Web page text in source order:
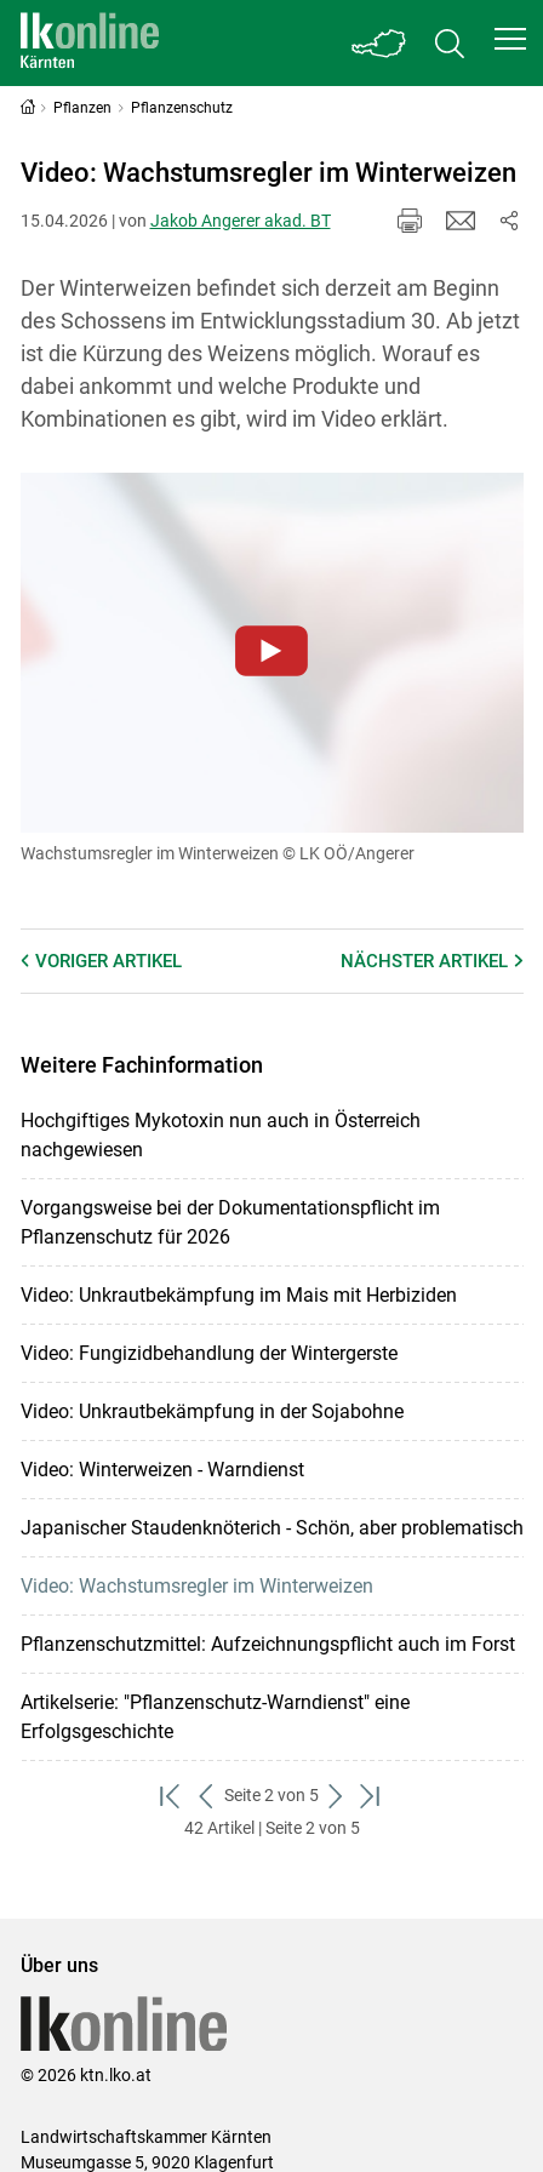
Pflanzen Pflanzenschutz
Video: Wachstumsregler im Winterweizen
15.04.2026 | von Jakob Angerer akad. BT
Der Winterweizen befindet sich derzeit am Beginn
des Schossens im Entwicklungsstadium 30. Ab jetzt
ist die Kürzung des Weizens möglich. Worauf es
dabei ankommt und welche Produkte und
Kombinationen es gibt, wird im Video erklärt.
einsehen und korrigieren
Wachstumsregler im Winterweizen © LK OÖ/Angerer
VORIGER ARTIKEL NÄCHSTERARTIKEL
Weitere Fachinformation
Hochgiftiges Mykotoxin nun auch in Österreich
nachgewiesen
Vorgangsweise bei der Dokumentationspflicht im
Pflanzenschutz für 2026
Video: Unkrautbekämpfung im Mais mit Herbiziden
Video: Fungizidbehandlung der Wintergerste
Video: Unkrautbekämpfung in der Sojabohne
Video: Winterweizen - Warndienst
Japanischer Staudenknöterich - Schön, aber problematisch
Video: Wachstumsregler im Winterweizen
Pflanzenschutzmittel: Aufzeichnungspflicht auch im Forst
Artikelserie: "Pflanzenschutz-Warndienst" eine
Erfolgsgeschichte
zum
ersten
zurück
zum
Seite 2 von 5
weiter
zum
zum
42 Artikel | Seite 2 von 5
Über uns
© 2026 ktn.lko.at
Landwirtschaftskammer Kärnten
Museumgasse 5, 9020 Klagenfurt